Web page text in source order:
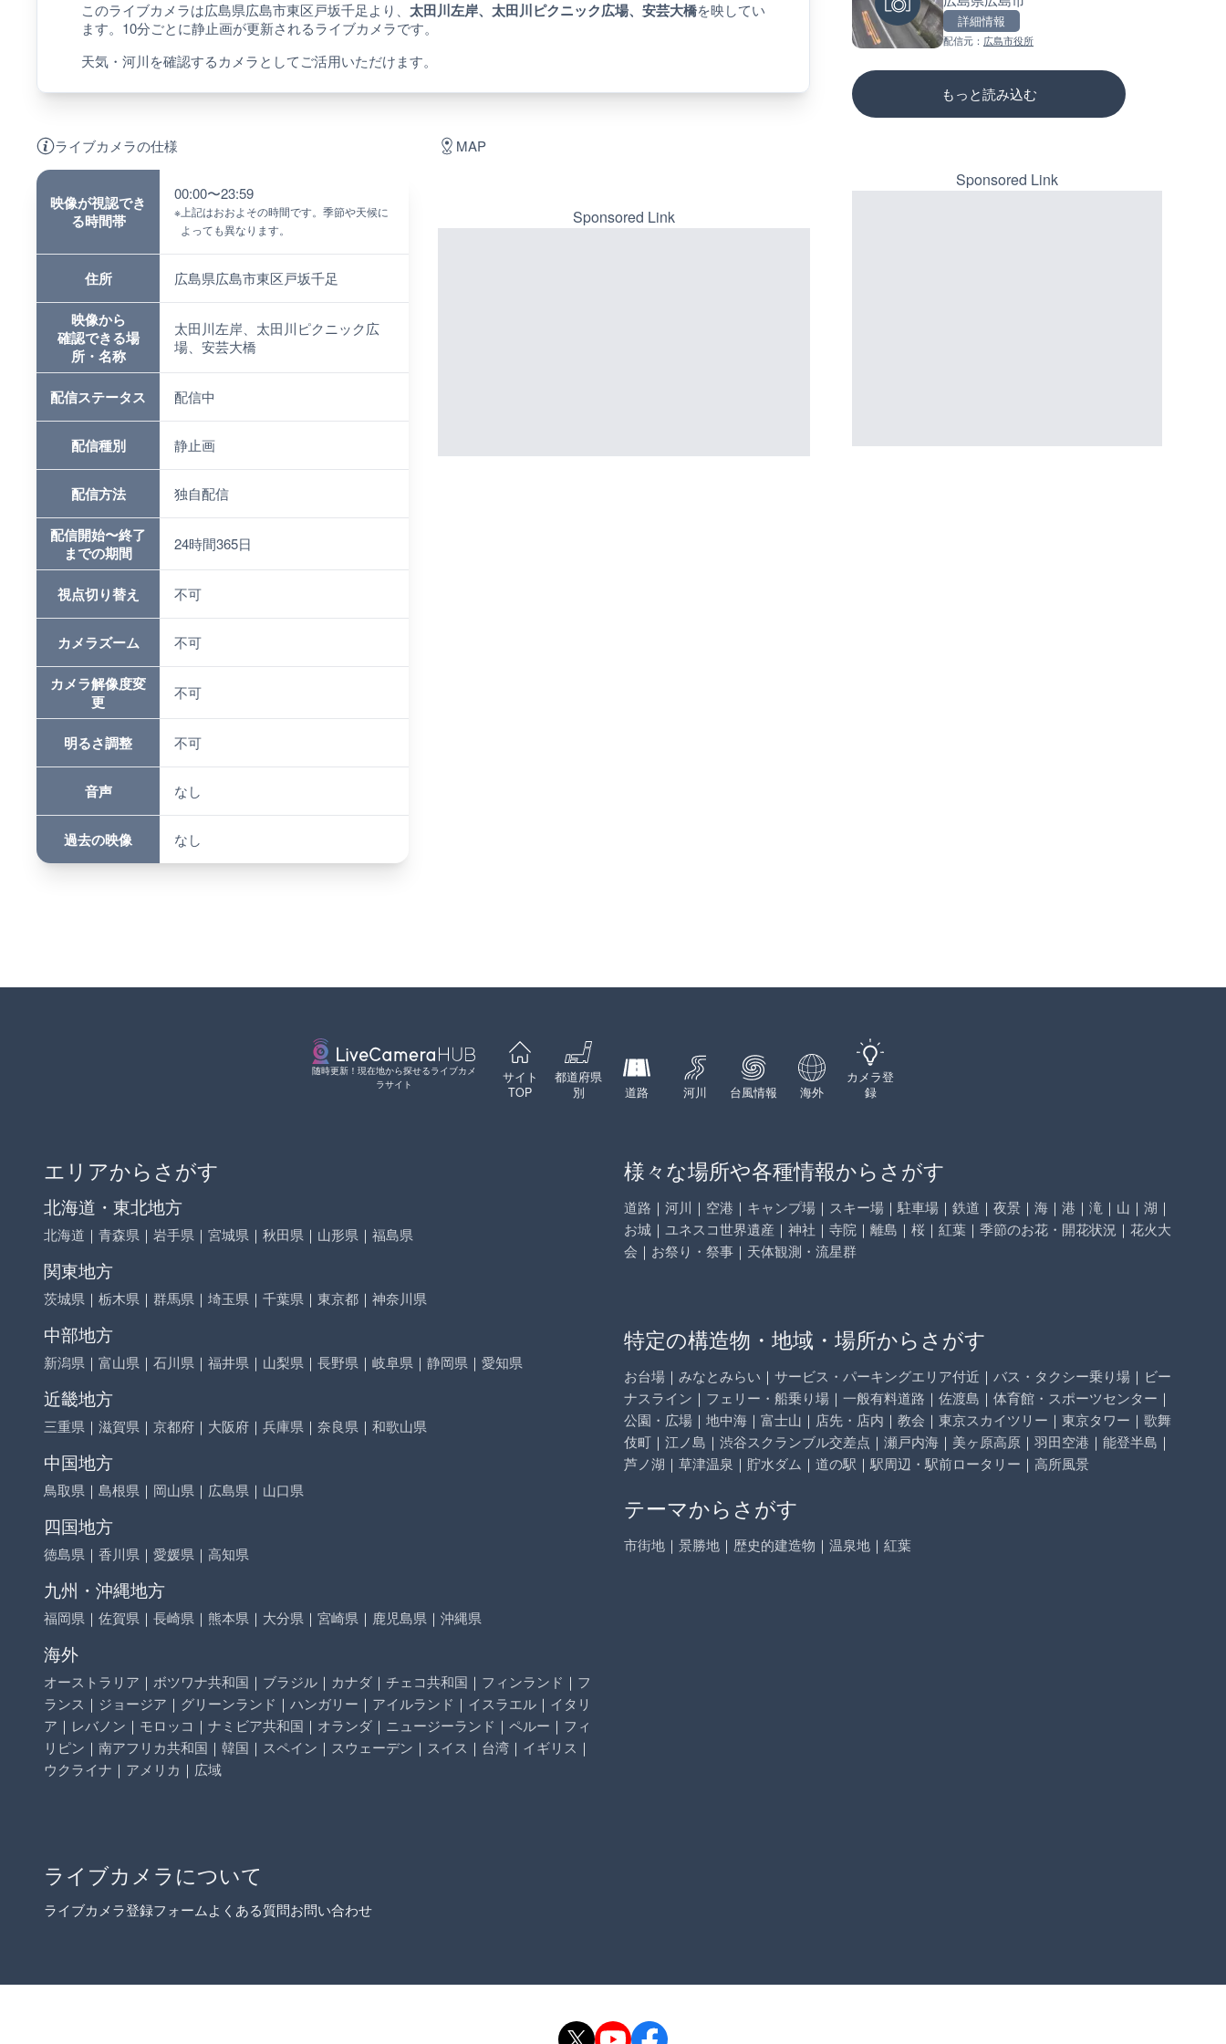
このライブカメラは広島県広島市東区戸坂千足より、 太田川左岸、太田川ピクニック広場、安芸大橋を映してい
ます。10分ごとに静止画が更新されるライブカメラです。
天気・河川を確認するカメラとしてご活用いただけます。
ライブカメラの仕様
映像が視認でき
る時間帯
00:00〜23:59
※ 上記はおおよその時間です。季節や天候に
よっても異なります。
住所 広島県広島市東区戸坂千足
映像から
確認できる場
所・名称
太田川左岸、太田川ピクニック広
場、安芸大橋
配信ステータス 配信中
配信種別 静止画
配信方法 独自配信
配信開始〜終了
までの期間
24時間365日
視点切り替え 不可
カメラズーム 不可
カメラ解像度変
更
不可
明るさ調整 不可
音声 なし
過去の映像 なし
MAP
Sponsored Link
詳細情報
配信元： 広島市役所
もっと読み込む
Sponsored Link
随時更新！現在地から探せるライブカメ
ラサイト
サイト
TOP
都道府県
別
道路 河川 台風情報 海外
カメラ登
録
エリアからさがす
北海道・東北地方
北海道 ｜ 青森県 ｜ 岩手県 ｜ 宮城県 ｜ 秋田県 ｜ 山形県 ｜ 福島県
関東地方
茨城県 ｜ 栃木県 ｜ 群馬県 ｜ 埼玉県 ｜ 千葉県 ｜ 東京都 ｜ 神奈川県
中部地方
新潟県 ｜ 富山県 ｜ 石川県 ｜ 福井県 ｜ 山梨県 ｜ 長野県 ｜ 岐阜県 ｜ 静岡県 ｜ 愛知県
近畿地方
三重県 ｜ 滋賀県 ｜ 京都府 ｜ 大阪府 ｜ 兵庫県 ｜ 奈良県 ｜ 和歌山県
中国地方
鳥取県 ｜ 島根県 ｜ 岡山県 ｜ 広島県 ｜ 山口県
四国地方
徳島県 ｜ 香川県 ｜ 愛媛県 ｜ 高知県
九州・沖縄地方
福岡県 ｜ 佐賀県 ｜ 長崎県 ｜ 熊本県 ｜ 大分県 ｜ 宮崎県 ｜ 鹿児島県 ｜ 沖縄県
海外
オーストラリア ｜ ボツワナ共和国 ｜ ブラジル ｜ カナダ ｜ チェコ共和国 ｜ フィンランド ｜ フ
ランス ｜ ジョージア ｜ グリーンランド ｜ ハンガリー ｜ アイルランド ｜ イスラエル ｜ イタリ
ア ｜ レバノン ｜ モロッコ ｜ ナミビア共和国 ｜ オランダ ｜ ニュージーランド ｜ ペルー ｜ フィ
リピン ｜ 南アフリカ共和国 ｜ 韓国 ｜ スペイン ｜ スウェーデン ｜ スイス ｜ 台湾 ｜ イギリス ｜
ウクライナ ｜ アメリカ ｜ 広域
様々な場所や各種情報からさがす
道路 ｜ 河川 ｜ 空港 ｜ キャンプ場 ｜ スキー場 ｜ 駐車場 ｜ 鉄道 ｜ 夜景 ｜ 海 ｜ 港 ｜ 滝 ｜ 山 ｜ 湖 ｜
お城 ｜ ユネスコ世界遺産 ｜ 神社 ｜ 寺院 ｜ 離島 ｜ 桜 ｜ 紅葉 ｜ 季節のお花・開花状況 ｜ 花火大
会 ｜ お祭り・祭事 ｜ 天体観測・流星群
特定の構造物・地域・場所からさがす
お台場 ｜ みなとみらい ｜ サービス・パーキングエリア付近 ｜ バス・タクシー乗り場 ｜ ビー
ナスライン ｜ フェリー・船乗り場 ｜ 一般有料道路 ｜ 佐渡島 ｜ 体育館・スポーツセンター ｜
公園・広場 ｜ 地中海 ｜ 富士山 ｜ 店先・店内 ｜ 教会 ｜ 東京スカイツリー ｜ 東京タワー ｜ 歌舞
伎町 ｜ 江ノ島 ｜ 渋谷スクランブル交差点 ｜ 瀬戸内海 ｜ 美ヶ原高原 ｜ 羽田空港 ｜ 能登半島 ｜
芦ノ湖 ｜ 草津温泉 ｜ 貯水ダム ｜ 道の駅 ｜ 駅周辺・駅前ロータリー ｜ 高所風景
テーマからさがす
市街地 ｜ 景勝地 ｜ 歴史的建造物 ｜ 温泉地 ｜ 紅葉
ライブカメラについて
ライブカメラ登録フォームよくある質問お問い合わせ